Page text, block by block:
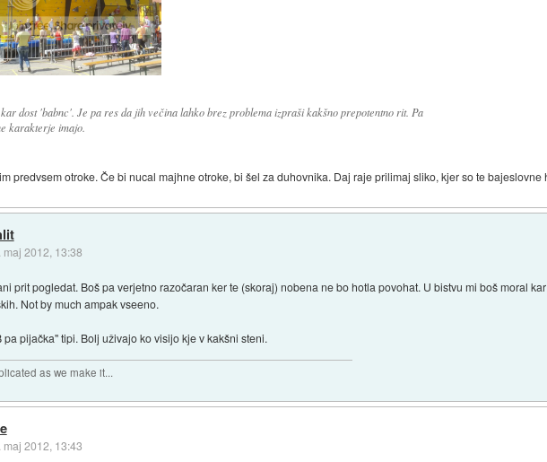
dost 'babnc'. Je pa res da jih večina lahko brez problema izpraši kakšno prepotentno rit. Pa
karakterje imajo.
predvsem otroke. Če bi nucal majhne otroke, bi šel za duhovnika. Daj raje prilimaj sliko, kjer so te bajeslovne
maj 2012, 13:38
prit pogledat. Boš pa verjetno razočaran ker te (skoraj) nobena ne bo hotla povohat. U bistvu mi boš moral
Not by much ampak vseeno.
pa pijačka" tipi. Bolj uživajo ko visijo kje v kakšni steni.
as we make it...
maj 2012, 13:43